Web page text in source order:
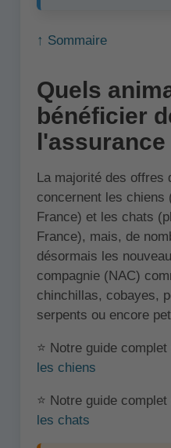
↑ Sommaire
Quels
bénéficier
La majorité des offres
concernent les chiens
France) et les chats
France), mais, de
désormais les
compagnie (NAC)
chinchillas, cobayes,
serpents ou encore
⭐ Notre guide
les chiens
⭐ Notre guide
les chats